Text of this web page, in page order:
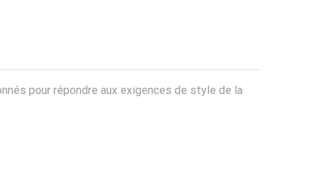
pour répondre aux exigences de style de la